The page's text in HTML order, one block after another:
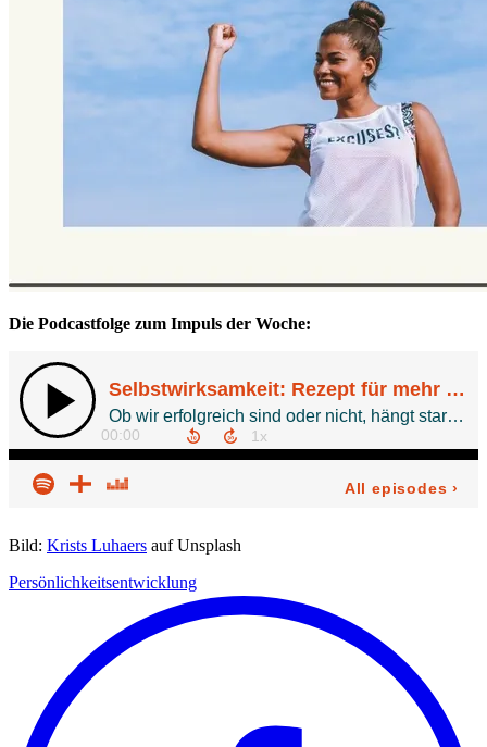
Die Podcastfolge zum Impuls der Woche:
Bild: Krists Luhaers auf Unsplash
Persönlichkeitsentwicklung